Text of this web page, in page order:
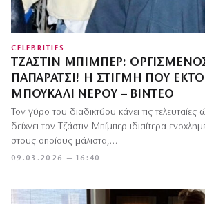
CELEBRITIES
ΤΖΆΣΤΙΝ ΜΠΊΜΠΕΡ:
ΠΑΠΑΡΆΤΣΙ! Η ΣΤΙΓΜΉ ΠΟΥ
ΜΠΟΥΚΆΛΙ ΝΕΡΟΎ – ΒΊΝΤΕΟ
09.03.2026 — 16:40
Τον γύρο του διαδικτύου κάνει τις
δείχνει τον Τζάστιν Μπίμπερ ιδιαίτερα
στους οποίους μάλιστα,…